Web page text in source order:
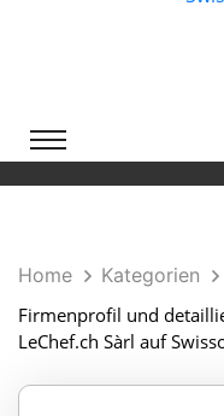
Home Kategorien
Firmenprofil und
LeChef.ch Sàrl auf